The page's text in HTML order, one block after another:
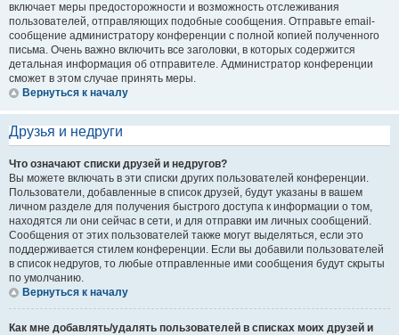
включает меры предосторожности и возможность отслеживания
пользователей, отправляющих подобные сообщения. Отправьте email-
сообщение администратору конференции с полной копией полученного
письма. Очень важно включить все заголовки, в которых содержится
детальная информация об отправителе. Администратор конференции
сможет в этом случае принять меры.
Вернуться к началу
Друзья и недруги
Что означают списки друзей и недругов?
Вы можете включать в эти списки других пользователей конференции.
Пользователи, добавленные в список друзей, будут указаны в вашем
личном разделе для получения быстрого доступа к информации о том,
находятся ли они сейчас в сети, и для отправки им личных сообщений.
Сообщения от этих пользователей также могут выделяться, если это
поддерживается стилем конференции. Если вы добавили пользователей
в список недругов, то любые отправленные ими сообщения будут скрыты
по умолчанию.
Вернуться к началу
Как мне добавлять/удалять пользователей в списках моих друзей и